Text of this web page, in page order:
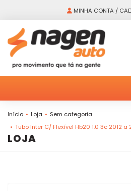
MINHA CONTA /
Início Loja
Sem categoria
Tubo Inter C/ Flexível Hb20 1.0 3c 2012 a
LOJA